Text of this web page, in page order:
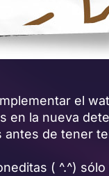
el
en la nueva
antes de tener
( ^.^)